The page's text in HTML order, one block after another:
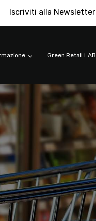
Iscriviti alla Newsletter
Green Retail LAB